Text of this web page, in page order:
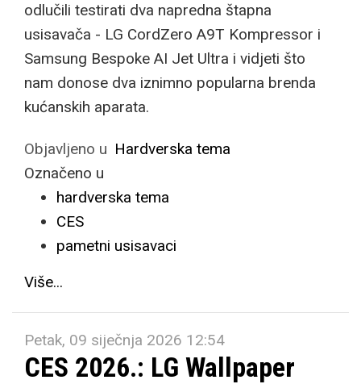
odlučili testirati dva napredna štapna
usisavača - LG CordZero A9T Kompressor i
Samsung Bespoke AI Jet Ultra i vidjeti što
nam donose dva iznimno popularna brenda
kućanskih aparata.
Objavljeno u Hardverska tema
Označeno u
hardverska tema
CES
pametni usisavaci
Više...
Petak, 09 siječnja 2026 12:54
CES 2026.: LG Wallpaper